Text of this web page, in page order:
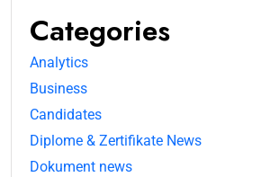
Categories
Analytics
Business
Candidates
Diplome & Zertifikate News
Dokument news